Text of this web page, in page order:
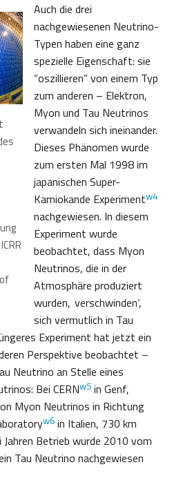
Auch die drei
nachgewiesenen Neutrino-
Typen haben eine ganz
spezielle Eigenschaft: sie
“oszillieren” von einem Typ
zum anderen – Elektron,
Myon und Tau Neutrinos
verwandeln sich ineinander.
Dieses Phänomen wurde
zum ersten Mal 1998 im
japanischen Super-
Kamiokande Experimentw4
nachgewiesen. In diesem
Experiment wurde
beobachtet, dass Myon
Neutrinos, die in der
Atmosphäre produziert
wurden, ‚verschwinden‘,
sich vermutlich in Tau
Experiment hat jetzt ein
Perspektive beobachtet –
Neutrino an Stelle eines
Bei CERNw5 in Genf,
Myon Neutrinos in Richtung
w6 in Italien, 730 km
Betrieb wurde 2010 vom
Tau Neutrino nachgewiesen